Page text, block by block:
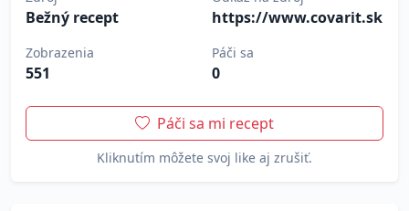
Bežný recept https://www.covarit.sk
Zobrazenia
551
Páči sa
0
Páči sa mi recept
Kliknutím môžete svoj like aj zrušiť.